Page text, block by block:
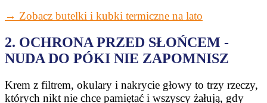
→ Zobacz butelki i kubki termiczne na lato
2. OCHRONA PRZED SŁOŃCEM -
NUDA DO PÓKI NIE ZAPOMNISZ
Krem z filtrem, okulary i nakrycie głowy to trzy rzeczy,
których nikt nie chce pamiętać i wszyscy żałują, gdy